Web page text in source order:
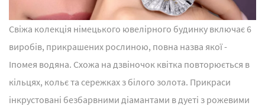
Свіжа колекція німецького ювелірного будинку включає 6
виробів, прикрашених рослиною, повна назва якої -
Іпомея водяна. Схожа на дзвіночок квітка повторюється в
кільцях, кольє та сережках з білого золота. Прикраси
інкрустовані безбарвними діамантами в дуеті з рожевими